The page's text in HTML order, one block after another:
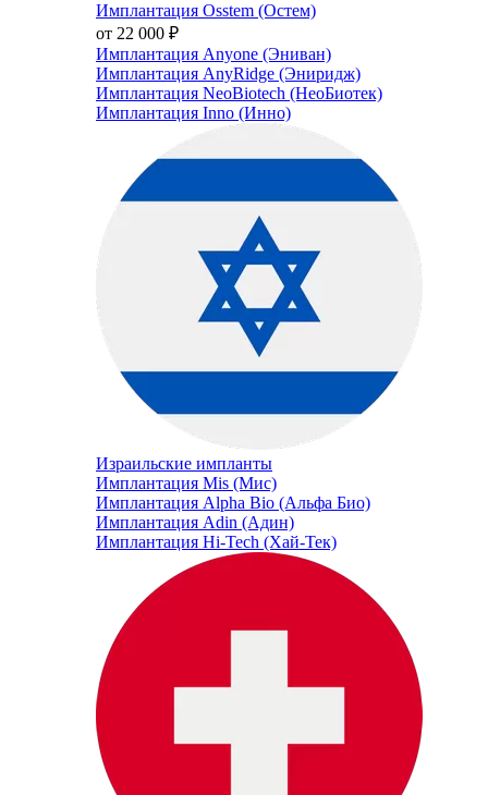
Имплантация Osstem (Остем)
от 22 000 ₽
Имплантация Anyone (Эниван)
Имплантация AnyRidge (Эниридж)
Имплантация NeoBiotech (НеоБиотек)
Имплантация Inno (Инно)
Израильские импланты
Имплантация Mis (Мис)
Имплантация Alpha Bio (Альфа Био)
Имплантация Adin (Адин)
Имплантация Hi-Tech (Хай-Тек)